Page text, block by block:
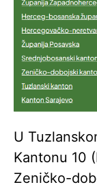
U
Kantonu 10
Zeničko-